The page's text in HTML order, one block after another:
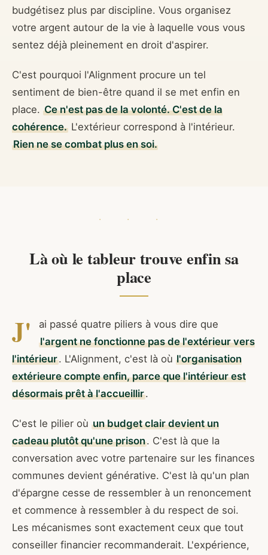
budgétisez plus par discipline. Vous organisez
votre argent autour de la vie à laquelle vous vous
sentez déjà pleinement en droit d'aspirer.
C'est pourquoi l'Alignment procure un tel
sentiment de bien-être quand il se met enfin en
place. Ce n'est pas de la volonté. C'est de la
cohérence.L'extérieur correspond à l'intérieur.
Rien ne se combat plus en soi.
Là où le tableur trouve enfin sa
place
J'
ai passé quatre piliers à vous dire que
l'argent ne fonctionne pas de l'extérieur vers
l'intérieur. L'Alignment, c'est là où l'organisation
extérieure compte enfin, parce que l'intérieur est
désormais prêt à l'accueillir.
C'est le pilier où un budget clair devient un
cadeau plutôt qu'une prison. C'est là que la
conversation avec votre partenaire sur les finances
communes devient générative. C'est là qu'un plan
d'épargne cesse de ressembler à un renoncement
et commence à ressembler à du respect de soi.
Les mécanismes sont exactement ceux que tout
conseiller financier recommanderait. L'expérience,